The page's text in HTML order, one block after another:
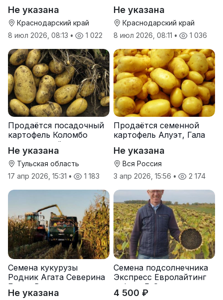
Не указана
Краснодарский край
8 июл 2026, 08:13 • 1 022
Не указана
Краснодарский край
8 июл 2026, 08:11 • 1 036
Продаётся посадочный
картофель Коломбо
оптом от трёх тонн
Не указана
Тульская область
17 апр 2026, 15:31 • 1 183
Продаётся семенной
картофель Алуэт, Гала
Не указана
Вся Россия
3 апр 2026, 15:56 • 2 174
Семена кукурузы
Родник Агата Северина
Берта Вилора
Прохладненский Дарина
Не указана
Семена подсолнечника
Экспресс Евролайтинг
гибрид F-G+
4 500 ₽